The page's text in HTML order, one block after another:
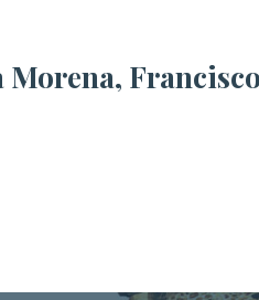
Morena,